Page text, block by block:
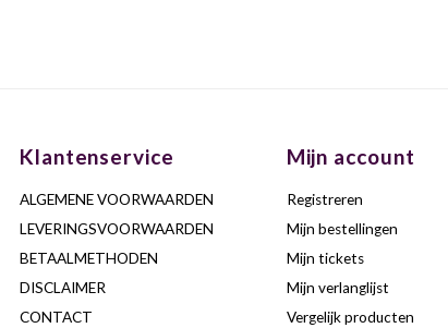
Klantenservice
ALGEMENE VOORWAARDEN
LEVERINGSVOORWAARDEN
BETAALMETHODEN
DISCLAIMER
CONTACT
Mijn account
Registreren
Mijn bestellingen
Mijn tickets
Mijn verlanglijst
Vergelijk producten